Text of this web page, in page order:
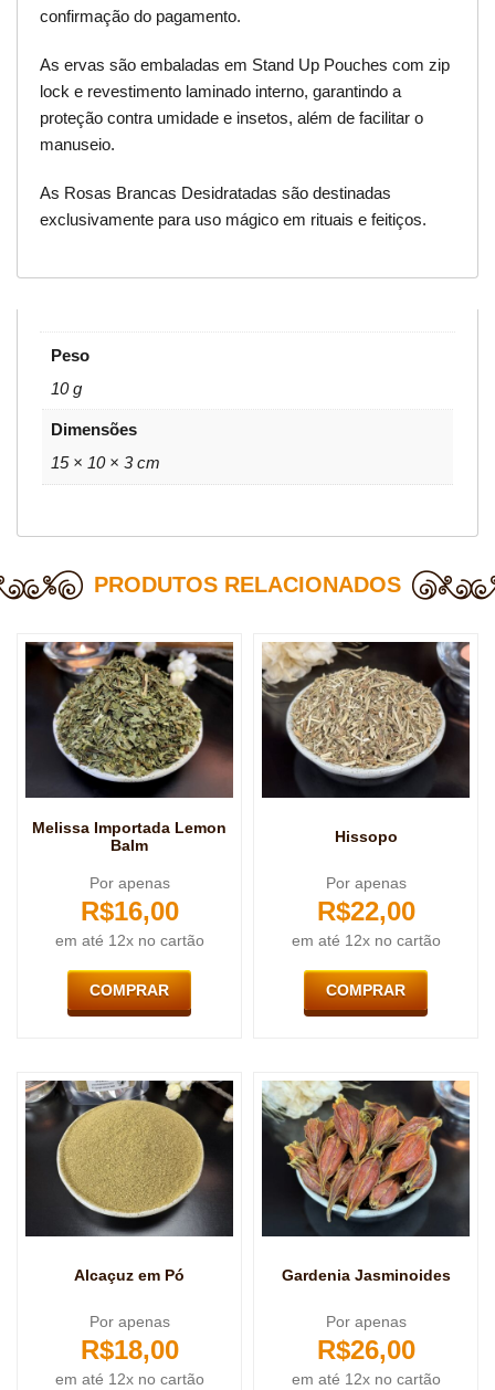
confirmação do pagamento.
As ervas são embaladas em Stand Up Pouches com zip
lock e revestimento laminado interno, garantindo a
proteção contra umidade e insetos, além de facilitar o
manuseio.
As Rosas Brancas Desidratadas são destinadas
exclusivamente para uso mágico em rituais e feitiços.
Peso
10 g
Dimensões
15 × 10 × 3 cm
PRODUTOS RELACIONADOS
Melissa Importada Lemon
Balm
Por apenas
R$16,00
em até 12x no cartão
COMPRAR
Hissopo
Por apenas
R$22,00
em até 12x no cartão
COMPRAR
Alcaçuz em Pó
Por apenas
R$18,00
em até 12x no cartão
Gardenia Jasminoides
Por apenas
R$26,00
em até 12x no cartão